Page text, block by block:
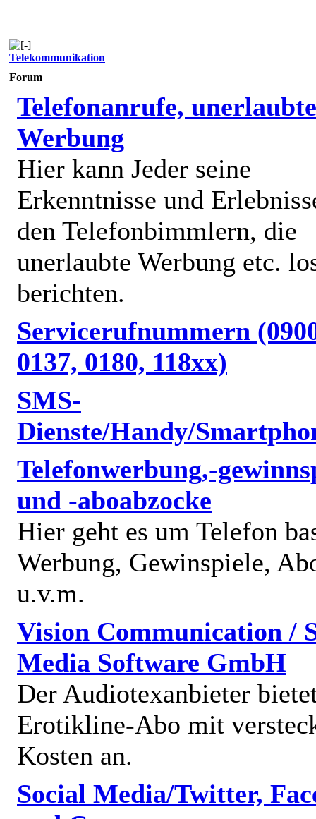
Telekommunikation
Forum
Telefonanrufe, unerlaubte
Werbung
Hier kann Jeder seine
Erkenntnisse und
den Telefonbimmlern, die
unerlaubte Werbung etc.
berichten.
Servicerufnummern
0137, 0180, 118xx)
SMS-
Dienste/Handy/
Telefonwerbung,-
und -aboabzocke
Hier geht es um Telefon
Werbung, Gewinspiele,
u.v.m.
Vision Communication /
Media Software GmbH
Der Audiotexanbieter
Erotikline-Abo mit
Kosten an.
Social Media/Twitter,